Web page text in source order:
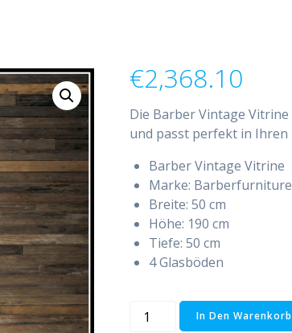
€2,368.10
Die Barber Vintage
und passt perfekt in Ihren
Barber Vintage Vitrine
Marke: Barberfurniture
Breite: 50 cm
Höhe: 190 cm
Tiefe: 50 cm
4 Glasböden
Barber
In Den Warenkorb